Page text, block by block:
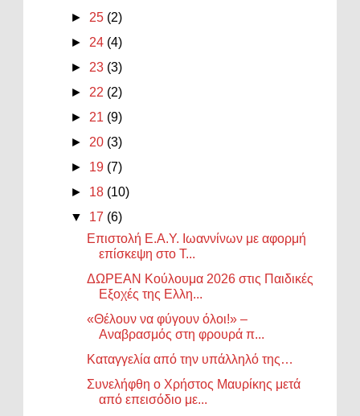
► 25 (2)
► 24 (4)
► 23 (3)
► 22 (2)
► 21 (9)
► 20 (3)
► 19 (7)
► 18 (10)
▼ 17 (6)
Επιστολή Ε.Α.Υ. Ιωαννίνων με αφορμή
επίσκεψη στο Τ...
ΔΩΡΕΑΝ Κούλουμα 2026 στις Παιδικές
Εξοχές της Ελλη...
«Θέλουν να φύγουν όλοι!» –
Αναβρασμός στη φρουρά π...
Καταγγελία από την υπάλληλό της…
Συνελήφθη ο Χρήστος Μαυρίκης μετά
από επεισόδιο με...